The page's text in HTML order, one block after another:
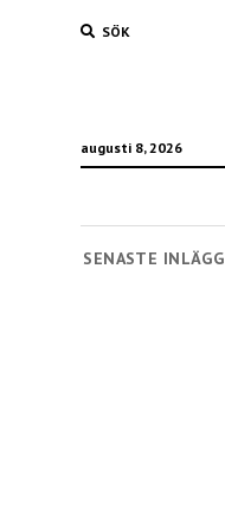
SÖK
augusti 8, 2026
SENASTE INLÄGG